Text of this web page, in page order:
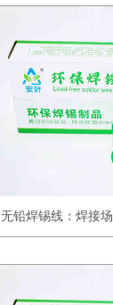
无铅焊锡线：焊接